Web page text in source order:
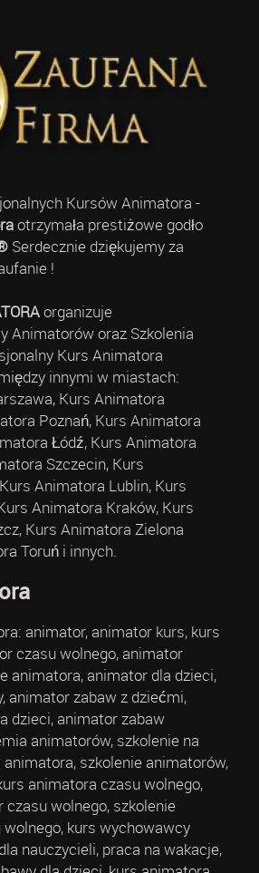
Kursów Animatora -
otrzymała prestiżowe godło
Serdecznie dziękujemy za
!
organizuje
Animatorów oraz Szkolenia
Kurs Animatora
innymi w miastach:
Kurs Animatora
Poznań, Kurs Animatora
Łódź, Kurs Animatora
Szczecin, Kurs
Animatora Lublin, Kurs
Animatora Kraków, Kurs
Kurs Animatora Zielona
Toruń i innych.
animator, animator kurs, kurs
czasu wolnego, animator
animatora, animator dla dzieci,
animator zabaw z dziećmi,
dzieci, animator zabaw
animatorów, szkolenie na
szkolenie animatorów,
animatora czasu wolnego,
wolnego, szkolenie
kurs wychowawcy
nauczycieli, praca na wakacje,